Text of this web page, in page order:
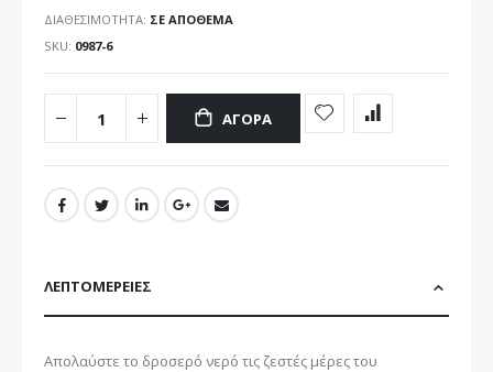
ΔΙΑΘΕΣΙΜΌΤΗΤΑ: ΣΕ ΑΠΌΘΕΜΑ
SKU 0987-6
ΑΓΟΡΆ
ΛΕΠΤΟΜΈΡΕΙΕΣ
Απολαύστε το δροσερό νερό τις ζεστές μέρες του